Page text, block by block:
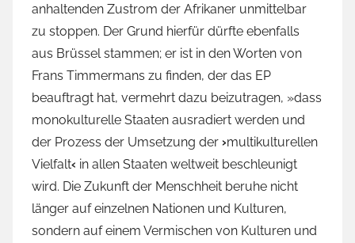
anhaltenden Zustrom der Afrikaner unmittelbar
zu stoppen. Der Grund hierfür dürfte ebenfalls
aus Brüssel stammen; er ist in den Worten von
Frans Timmermans zu finden, der das EP
beauftragt hat, vermehrt dazu beizutragen, »dass
monokulturelle Staaten ausradiert werden und
der Prozess der Umsetzung der ›multikulturellen
Vielfalt‹ in allen Staaten weltweit beschleunigt
wird. Die Zukunft der Menschheit beruhe nicht
länger auf einzelnen Nationen und Kulturen,
sondern auf einem Vermischen von Kulturen und